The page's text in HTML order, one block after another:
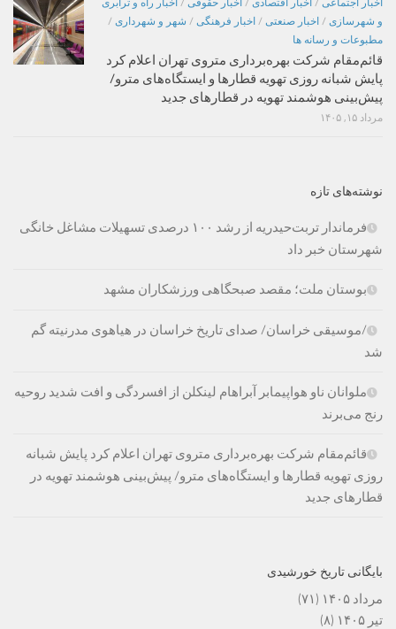
و شهرسازی / اخبار صنعتی / اخبار فرهنگی / شهر و شهرداری /
مطبوعات و رسانه ها
قائم‌مقام شرکت بهره‌برداری متروی تهران اعلام کرد
پایش شبانه روزی تهویه قطارها و ایستگاه‌های مترو/
پیش‌بینی هوشمند تهویه در قطارهای جدید
مرداد ۱۵, ۱۴۰۵
نوشته‌های تازه
فرماندار تربت‌حیدریه از رشد ۱۰۰ درصدی تسهیلات مشاغل خانگی
شهرستان خبر داد
بوستان ملت؛ مقصد صبحگاهی ورزشکاران مشهد
/موسیقی خراسان/ صدای تاریخ خراسان در هیاهوی مدرنیته گم
شد
ملوانان ناو هواپیمابر آبراهام لینکلن از افسردگی و افت شدید روحیه
رنج می‌برند
قائم‌مقام شرکت بهره‌برداری متروی تهران اعلام کرد پایش شبانه
روزی تهویه قطارها و ایستگاه‌های مترو/ پیش‌بینی هوشمند تهویه در
قطارهای جدید
بایگانی تاریخ خورشیدی
مرداد ۱۴۰۵
(۷۱)
تیر ۱۴۰۵
(۸)